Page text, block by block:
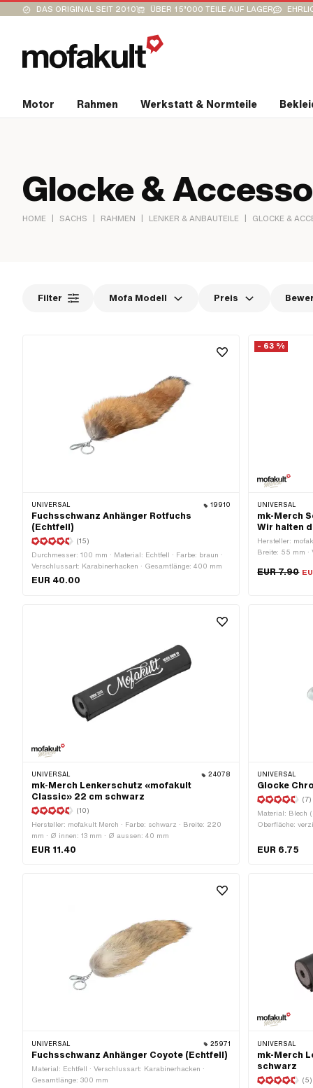
DAS ORIGINAL SEIT 2010 ÜBER 15’000 TEILE AUF LAGER
Motor Rahmen Werkstatt & Normteile
Glocke &
HOME | SACHS | RAHMEN | LENKER & ANBAUTEILE | GLOCKE &
Filter Mofa Modell Preis
UNIVERSAL 19910
Fuchsschwanz Anhänger Rotfuchs
(Echtfell)
(15)
Durchmesser: 100 mm · Material: Echtfell · Farbe: braun ·
Verschlussart: Karabinerhacken · Gesamtlänge: 400 mm
EUR 40.00
- 63 %
UNIVERSAL
mk-Merch
Wir halten
Hersteller:
Breite: 55 mm ·
EUR 7.90
UNIVERSAL 24078
mk-Merch Lenkerschutz «mofakult
Classic» 22 cm schwarz
(10)
Hersteller: mofakult Merch · Farbe: schwarz · Breite: 220
mm · Ø innen: 13 mm · Ø aussen: 40 mm
EUR 11.40
UNIVERSAL
Glocke
(7)
Material: Blech
Oberfläche:
EUR 6.75
UNIVERSAL 25971
Fuchsschwanz Anhänger Coyote (Echtfell)
Material: Echtfell · Verschlussart: Karabinerhacken ·
Gesamtlänge: 300 mm
UNIVERSAL
mk-Merch
schwarz
(5)